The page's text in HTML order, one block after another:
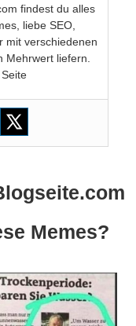
findest du alles
liebe SEO,
mit verschiedenen
liefern.
Memes?